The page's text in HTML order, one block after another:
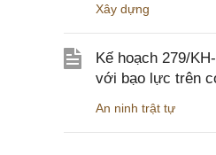
Xây dựng
Kế hoạch 279/
với bạo lực trên
An ninh trật tự